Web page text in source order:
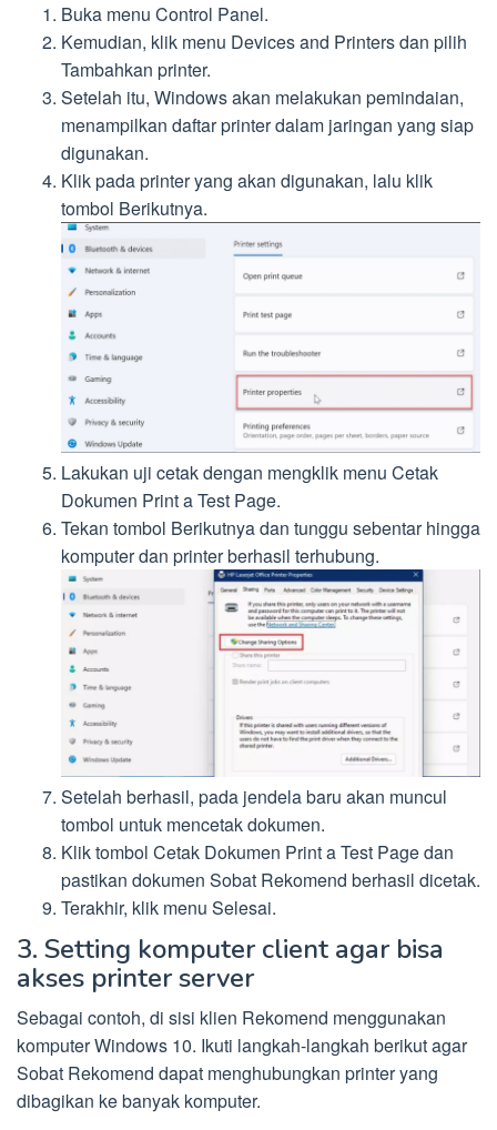
Buka menu Control Panel.
Kemudian, klik menu Devices and Printers dan pilih
Tambahkan printer.
Setelah itu, Windows akan melakukan pemindaian,
menampilkan daftar printer dalam jaringan yang siap
digunakan.
Klik pada printer yang akan digunakan, lalu klik
tombol Berikutnya.
Lakukan uji cetak dengan mengklik menu Cetak
Dokumen Print a Test Page.
Tekan tombol Berikutnya dan tunggu sebentar hingga
komputer dan printer berhasil terhubung.
Setelah berhasil, pada jendela baru akan muncul
tombol untuk mencetak dokumen.
Klik tombol Cetak Dokumen Print a Test Page dan
pastikan dokumen Sobat Rekomend berhasil dicetak.
Terakhir, klik menu Selesai.
3. Setting komputer client agar bisa
akses printer server
Sebagai contoh, di sisi klien Rekomend menggunakan
komputer Windows 10. Ikuti langkah-langkah berikut agar
Sobat Rekomend dapat menghubungkan printer yang
dibagikan ke banyak komputer.